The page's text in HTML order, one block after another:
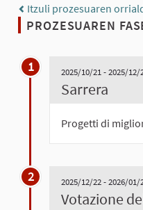
Itzuli prozesuaren
PROZESUAREN
1 2025/10/21 - 2025/12/
Sarrera
Progetti di
2 2025/12/22 - 2026/01/
Votazione